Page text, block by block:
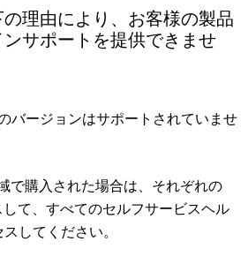
理由により、お客様の製品
サポートを提供できませ
バージョンはサポートされていませ
で購入された場合は、それぞれの
て、すべてのセルフサービスヘル
してください。